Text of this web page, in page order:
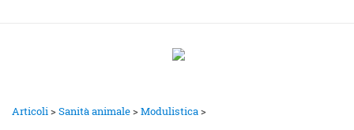
Articoli>Sanità animale>Modulistica>